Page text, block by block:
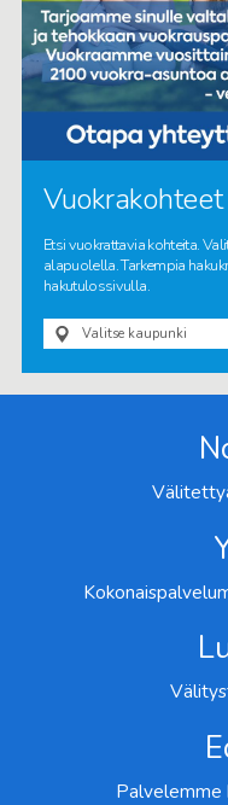
Vuokrakohteet
Etsi vuokrattavia kohteita.
alapuolella. Tarkempia
hakutulossivulla.
Palvelemme